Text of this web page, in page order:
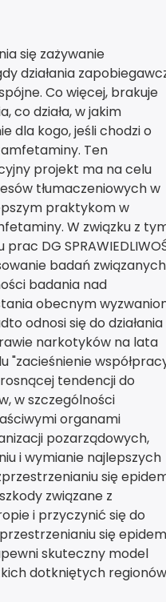
się zażywanie
działania
Co więcej, brakuje
co działa, w jakim
dla kogo, jeśli chodzi o
Ten
projekt ma na celu
tłumaczeniowych w
praktykom w
W związku z
DG
badań
badania nad
obecnym
odnosi się do
narkotyków na lata
"zacieśnienie
tendencji do
w szczególności
organami
pozarządowych,
i wymianie najlepszych
się
związane z
i przyczynić się do
się
skuteczny model
dotkniętych regionów